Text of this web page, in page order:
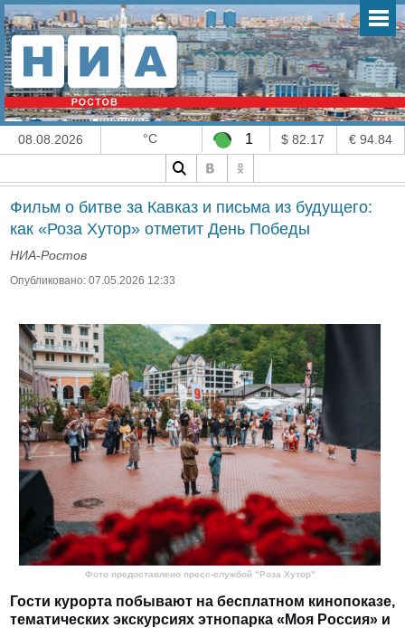
08.08.2026 °C 1 $ 82.17 € 94.84
Фильм о битве за Кавказ и письма из будущего:
как «Роза Хутор» отметит День Победы
НИА-Ростов
Опубликовано: 07.05.2026 12:33
Фото предоставлено пресс-службой "Роза Хутор"
Гости курорта побывают на бесплатном кинопоказе,
тематических экскурсиях этнопарка «Моя Россия» и